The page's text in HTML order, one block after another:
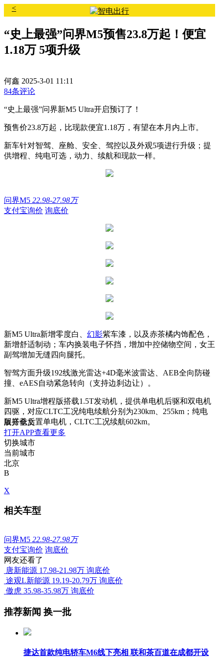
<
“史上最强”问界M5预售23.8万起！便宜
1.18万 5项升级
何鑫 2025-3-01 11:11
84条评论
“史上最强”问界新M5 Ultra开启预订了！
预售价23.8万起，比现款便宜1.18万，有望在本月内上市。
新车针对智驾、座舱、安全、驾控以及外观5项进行升级；提
供增程、纯电可选，动力、续航和现款一样。
问界M5 22.98-27.98万
支付宝询价 询底价
新M5 Ultra新增零度白、 幻影紫车漆，以及赤茶橘内饰配色，
新增舒适制动；车内换装电子怀挡，增加中控储物空间，女王
副驾增加无缝四向腿托。
智驾方面升级192线激光雷达+4D毫米波雷达、 AEB全向防碰
撞、eAES自动紧急转向（支持边刹边让）。
新M5 Ultra增程版搭载1.5T发动机，提供单电机后驱和双电机
四驱，对应CLTC工况纯电续航分别为230km、255km；纯电
版搭载后置单电机，CLTC工况续航602km。
展开全文
打开APP查看更多
切换城市
当前城市
北京
B
X
相关车型
问界M5 22.98-27.98万
支付宝询价 询底价
网友还看了
唐新能源 17.98-21.98万 询底价
途观L新能源 19.19-20.79万 询底价
傲虎 35.98-35.98万 询底价
推荐新闻 换一批
捷达首款纯电轿车M6线下亮相 联和茶百道在成都开设